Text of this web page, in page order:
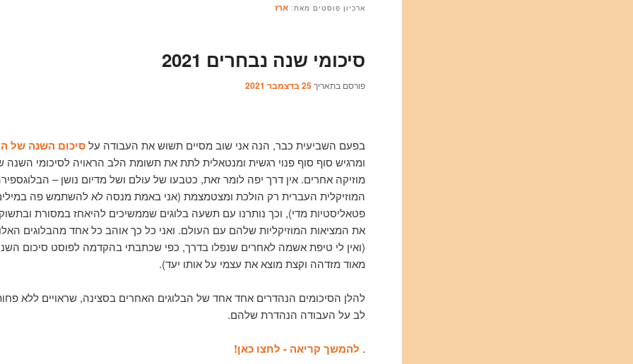
ארכיון פוסטים מאת:ארז
סיכומי שנה נבחרים 2021
פורסם בתאריך25 בדצמבר 2021
בפעם השביעית כבר, הנה אני שוב מסיים תשוש את העבודה עלסיכום השנה של
ומרגיש סוף סוף פנוי רגשית ומנטאלית לתת את תשומת הלב הראויה לסיכומי השנה
מוזיקה אחרים. אין דרך יפה לומר זאת, כטבעו של עולם ושל מדיום נושן –
המוזיקלית העברית רק הולכת ומצטמצמת (אני באמת מנסה לא להשתמש פה
פטאליסטיות מדי), וכך נותרנו עם תשעה בלוגים שממשיכים להיאחז במסורת
את המציאות המוזיקליות שלהם עם העולם. ואני כל כך אוהב כל אחד מהבלוגים
(ואין לי טיפת אשמה לאחרים שנפלו בדרך, כפי שכתבתי בהקדמה לפוסט סיכום
מאוד מזדהה וקצת מוצא את עצמי על אותו יעד).
להלן הסיכומים הנהדרים אחד אחד של הבלוגים האחרים בסצינה, שראויים ללא
לב על העבודה הנהדרת שלהם.
. להמשך קריאה - לחצו כאן!